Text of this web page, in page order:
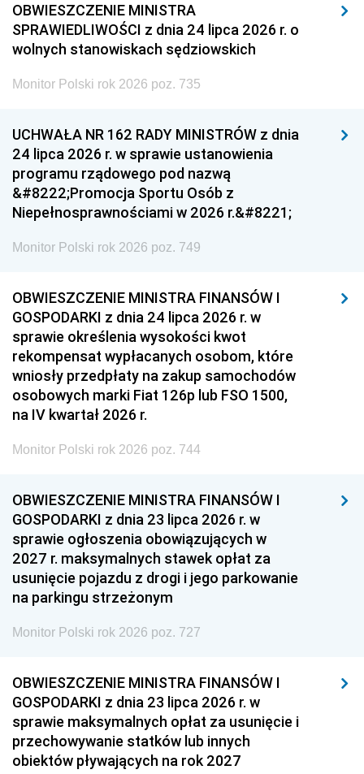
OBWIESZCZENIE MINISTRA
SPRAWIEDLIWOŚCI z dnia 24 lipca 2026 r. o
wolnych stanowiskach sędziowskich
Monitor Polski rok 2026 poz. 735
UCHWAŁA NR 162 RADY MINISTRÓW z dnia
24 lipca 2026 r. w sprawie ustanowienia
programu rządowego pod nazwą
&#8222;Promocja Sportu Osób z
Niepełnosprawnościami w 2026 r.&#8221;
Monitor Polski rok 2026 poz. 749
OBWIESZCZENIE MINISTRA FINANSÓW I
GOSPODARKI z dnia 24 lipca 2026 r. w
sprawie określenia wysokości kwot
rekompensat wypłacanych osobom, które
wniosły przedpłaty na zakup samochodów
osobowych marki Fiat 126p lub FSO 1500,
na IV kwartał 2026 r.
Monitor Polski rok 2026 poz. 744
OBWIESZCZENIE MINISTRA FINANSÓW I
GOSPODARKI z dnia 23 lipca 2026 r. w
sprawie ogłoszenia obowiązujących w
2027 r. maksymalnych stawek opłat za
usunięcie pojazdu z drogi i jego parkowanie
na parkingu strzeżonym
Monitor Polski rok 2026 poz. 727
OBWIESZCZENIE MINISTRA FINANSÓW I
GOSPODARKI z dnia 23 lipca 2026 r. w
sprawie maksymalnych opłat za usunięcie i
przechowywanie statków lub innych
obiektów pływających na rok 2027